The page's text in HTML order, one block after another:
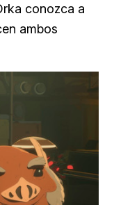
conozca a
ambos